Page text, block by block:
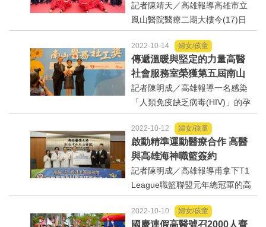
應「已經要上路了」。...
記者陳靖天／高雄報導高雄市立
鳳山醫院醫療二期大樓今(17)日
上午舉行動土典禮，市長陳其邁
表示，鳳山是高雄市人口最多的
行政區，擁有35萬人口，因此在
不管是在門診、急症、慢性病治
療或短期住院等醫療量...
2022-10-14 婦女/孩童
傳遞溫暖與堅定的力量高醫
社會服務室榮獲第五屆南山
醫務社工獎
記者陳明成／高雄報導一名感染
「人類免疫缺乏病毒(HIV)」的孕
婦，因家境清寒顧慮，不敢上醫
院而沒有規律接受產檢，結果寶
寶早產外，還患有唐氏症、先天
性心臟病及腸子蠕動困難吸收等
問題，出生數月間更經...
2022-10-12 婦女/孩童
啟動精準運動醫療合作 高醫
與高雄海神職籃簽約
記者陳明成／高雄報導甫拿下T1
League職籃聯盟元年總冠軍的高
雄全家海神職業籃球隊，成功連
結高雄在地企業及商家，更有著
2022-10-10 婦女/孩童
國慶連假高醫號召2000人齊